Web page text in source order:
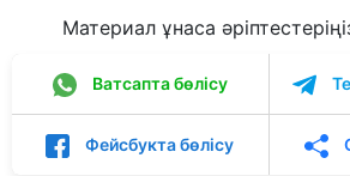
Материал ұнаса
Ватсапта бөлісу
Фейсбукта бөлісу